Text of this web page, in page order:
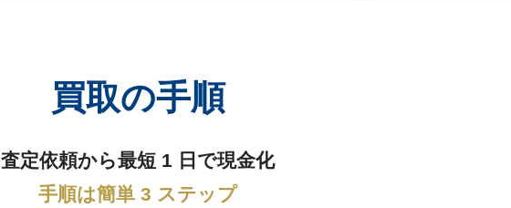
買取の手順
査定依頼から最短 1 日で現金化
手順は簡単 3 ステップ